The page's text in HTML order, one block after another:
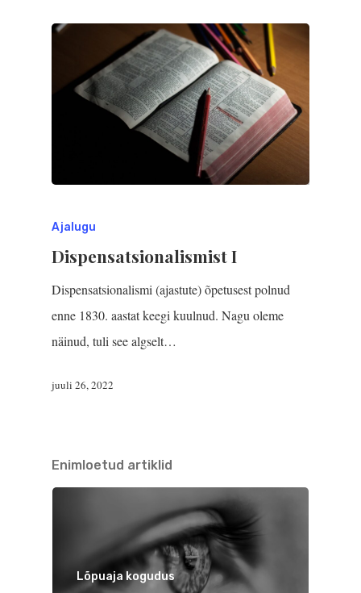
Ajalugu
Dispensatsionalismist I
Dispensatsionalismi (ajas­tute) õpetusest polnud
enne 1830. aastat keegi kuulnud. Nagu oleme
näinud, tuli see algselt…
juuli 26, 2022
Enimloetud artiklid
Lõpuaja kogudus